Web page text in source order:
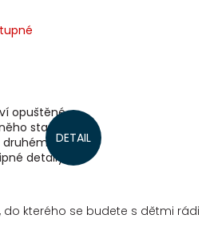
DETAIL
opuštěné
starat! Ale
druhém. Milé
detaily. To
kterého se budete s dětmi